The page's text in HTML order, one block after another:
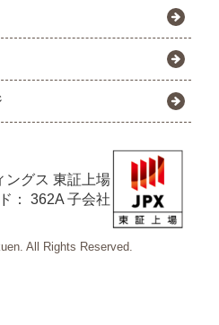
ングス 東証上場
： 362A 子会社
All Rights Reserved.